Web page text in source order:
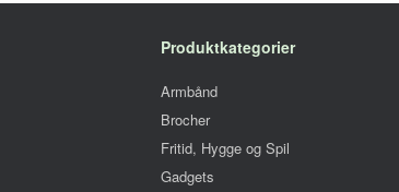
Produktkategorier
Armbånd
Brocher
Fritid, Hygge og Spil
Gadgets